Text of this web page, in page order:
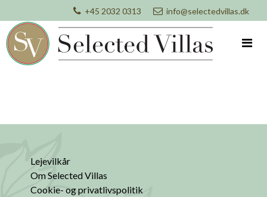
+45 2032 0313 info@selectedvillas.dk
Lejevilkår
Om Selected Villas
Cookie- og privatlivspolitik